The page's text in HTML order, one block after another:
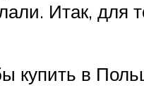
Итак, для
купить в